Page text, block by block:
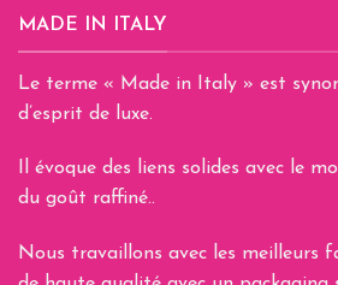
MADE IN ITALY
Le terme « Made in Italy » est
d’esprit de luxe.
Il évoque des liens solides avec le
du goût raffiné..
Nous travaillons avec les meilleurs